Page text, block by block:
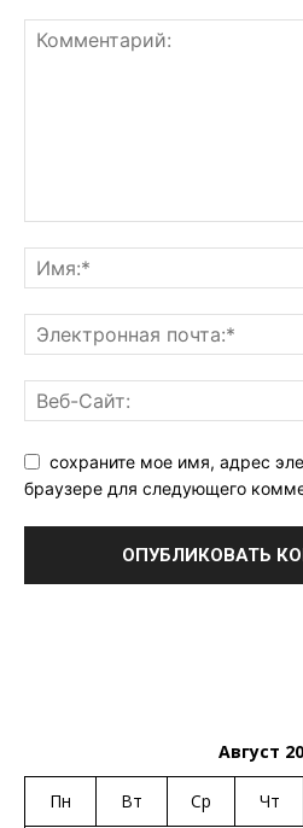
сохраните мое имя, адрес
браузере для следующего
Август
Пн Вт Ср Чт